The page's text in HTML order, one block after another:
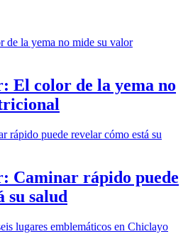
El color de la yema no
Caminar rápido puede
su salud